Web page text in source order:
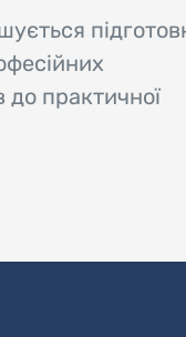
до практичної